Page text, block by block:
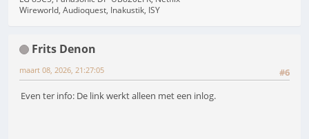
Wireworld, Audioquest, Inakustik, ISY
Frits Denon
#6
maart 08, 2026, 21:27:05
Even ter info: De link werkt alleen met een inlog.